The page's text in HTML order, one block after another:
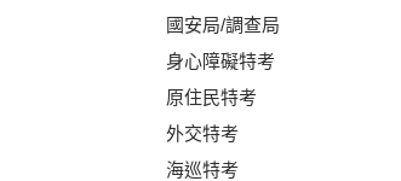
國安局/調查局
身心障礙特考
原住民特考
外交特考
海巡特考